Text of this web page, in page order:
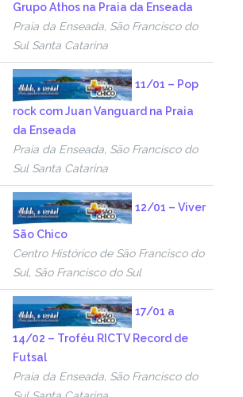
Grupo Athos na Praia da Enseada
Praia da Enseada, São Francisco do
Sul Santa Catarina
11/01 – Pop
rock com Juan Vanguard na Praia
da Enseada
Praia da Enseada, São Francisco do
Sul Santa Catarina
12/01 – Viver
São Chico
Centro Histórico de São Francisco do
Sul, São Francisco do Sul
17/01 a
14/02 – Troféu RICTV Record de
Futsal
Praia da Enseada, São Francisco do